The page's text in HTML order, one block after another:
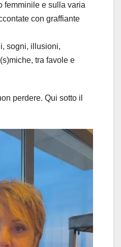
femminile e sulla varia
con graffiante
sogni, illusioni,
tra favole e
perdere. Qui sotto il